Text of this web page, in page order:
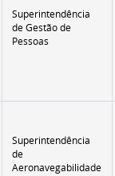
Superintendência
de Gestão de
Pessoas
Superintendência
de
Aeronavegabilidade